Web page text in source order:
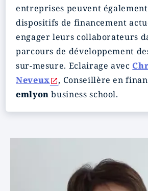
entreprises peuvent
dispositifs de financement
engager leurs collaborateurs
parcours de développement
sur-mesure. Eclairage avec
Neveux
, Conseillère en
emlyonbusiness school.